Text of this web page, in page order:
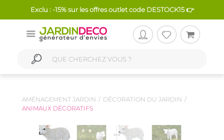
Exclu : -15% sur les offres outlet code DESTOCK15 👉
AMÉNAGEMENT JARDIN
DÉCORATION DU JARDIN
ANIMAUX DÉCORATIFS